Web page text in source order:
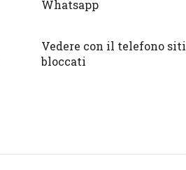
Whatsapp
Vedere con il telefono siti
bloccati